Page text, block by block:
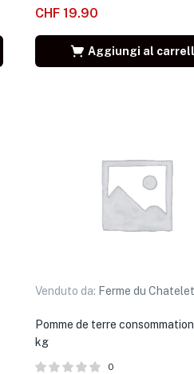
CHF 19.90
Aggiungi al
Venduto da: Ferme du Chatelet
Pomme de terre
kg
0